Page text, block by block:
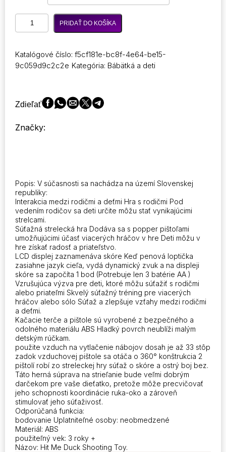
through
48,45 €
množstvo
Zábavná
poháňaná
hladná
Hračky
Mäkká
Strieľať
Sniper
Delight
Hra
Kačacie
hračky
Darčeky
PRIDAŤ DO KOŠÍKA
Katalógové číslo: f5cf181e-bc8f-4e64-be15-
9c059d9c2c2e Kategória: Bábätká a deti
Zdieľať
Značky:
Popis: V súčasnosti sa nachádza na území Slovenskej
republiky:
Interakcia medzi rodičmi a deťmi Hra s rodičmi Pod
vedením rodičov sa deti určite môžu stať vynikajúcimi
strelcami.
Súťažná strelecká hra Dodáva sa s popper pištoľami
umožňujúcimi účasť viacerých hráčov v hre Deti môžu v
hre získať radosť a priateľstvo.
LCD displej zaznamenáva skóre Keď penová loptička
zasiahne jazyk cieľa, vydá dynamický zvuk a na displeji
skóre sa započíta 1 bod (Potrebuje len 3 batérie AA )
Vzrušujúca výzva pre deti, ktoré môžu súťažiť s rodičmi
alebo priateľmi Skvelý súťažný tréning pre viacerých
hráčov alebo sólo Súťaž a zlepšuje vzťahy medzi rodičmi
a deťmi.
Kačacie terče a pištole sú vyrobené z bezpečného a
odolného materiálu ABS Hladký povrch neublíži malým
detským rúčkam.
použite vzduch na vytlačenie nábojov dosah je až 33 stôp
zadok vzduchovej pištole sa otáča o 360° konštrukcia 2
pištolí robí zo streleckej hry súťaž o skóre a ostrý boj bez.
Táto herná súprava na strieľanie bude veľmi dobrým
darčekom pre vaše dieťatko, pretože môže precvičovať
jeho schopnosti koordinácie ruka-oko a zároveň
stimulovať jeho súťaživosť.
Odporúčaná funkcia:
bodovanie Uplatniteľné osoby: neobmedzené
Materiál: ABS
použiteľný vek: 3 roky +
Názov: Hit Me Duck Shooting Toy.